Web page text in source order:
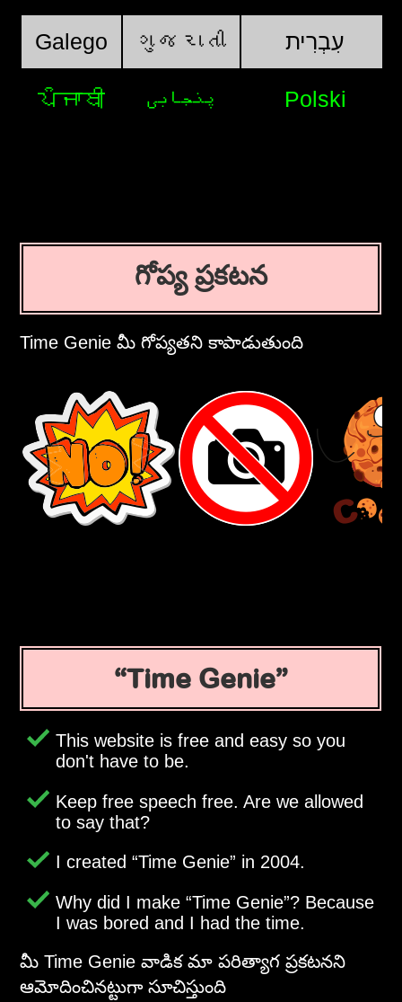
Galego ગુજરાતી עִבְרִית
ਪੰਜਾਬੀ پنجابی Polski
గోప్య ప్రకటన
Time Genie మీ గోప్యతని కాపాడుతుంది
Time Genie
This website is free and easy so you
don't have to be.
Keep free speech free. Are we allowed
to say that?
I created Time Genie in 2004.
Why did I make Time Genie ? Because
I was bored and I had the time.
మీ Time Genie వాడిక మా పరిత్యాగ ప్రకటనని
ఆమోదించినట్టుగా సూచిస్తుంది